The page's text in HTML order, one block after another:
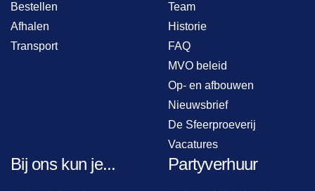
Bestellen
Afhalen
Transport
Team
Historie
FAQ
MVO beleid
Op- en afbouwen
Nieuwsbrief
De Sfeerproeverij
Vacatures
Bij ons kun je... Partyverhuur